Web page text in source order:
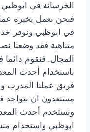
الخرسانة في
فنحن نعمل بخبرة
في ابوظبي ونوفر
متناهية فقد وضعنا
المجال. فنقوم
باستخدام أحدث
فريق عملنا المدرب
ونستخدم أحدث
ابوظبي واستخدام